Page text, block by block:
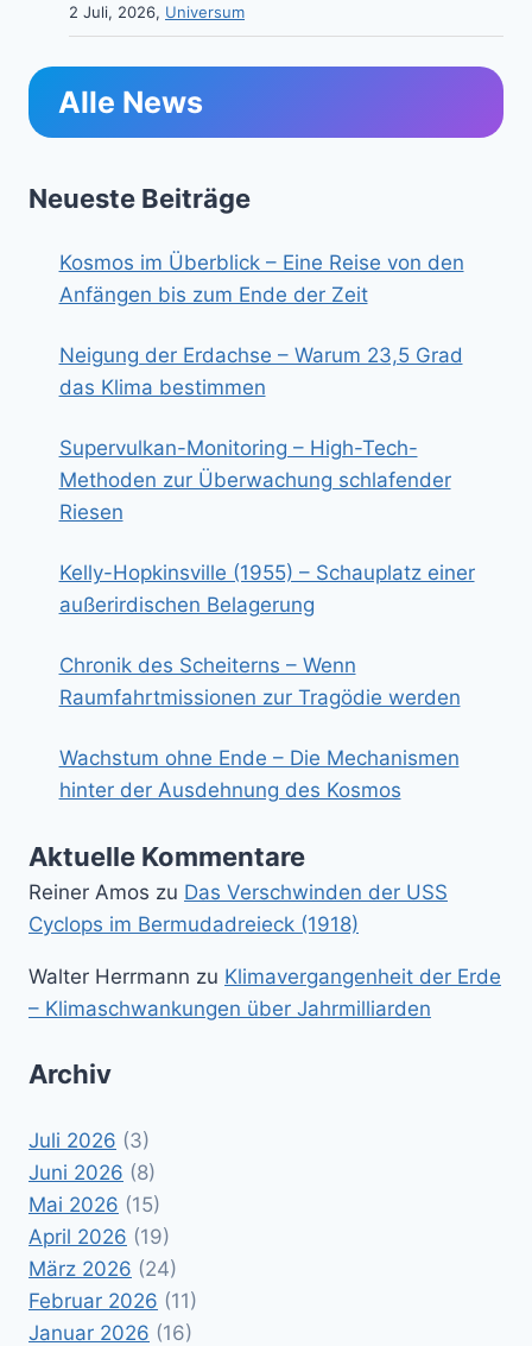
2 Juli, 2026, Universum
Alle News
Neueste Beiträge
Kosmos im Überblick – Eine Reise von den
Anfängen bis zum Ende der Zeit
Neigung der Erdachse – Warum 23,5 Grad
das Klima bestimmen
Supervulkan-Monitoring – High-Tech-
Methoden zur Überwachung schlafender
Riesen
Kelly-Hopkinsville (1955) – Schauplatz einer
außerirdischen Belagerung
Chronik des Scheiterns – Wenn
Raumfahrtmissionen zur Tragödie werden
Wachstum ohne Ende – Die Mechanismen
hinter der Ausdehnung des Kosmos
Aktuelle Kommentare
Reiner Amos zu Das Verschwinden der USS
Cyclops im Bermudadreieck (1918)
Walter Herrmann zu Klimavergangenheit der Erde
– Klimaschwankungen über Jahrmilliarden
Archiv
Juli 2026 (3)
Juni 2026 (8)
Mai 2026 (15)
April 2026 (19)
März 2026 (24)
Februar 2026 (11)
Januar 2026 (16)